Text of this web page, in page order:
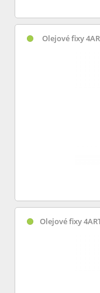
Olejové fixy
Olejové fixy